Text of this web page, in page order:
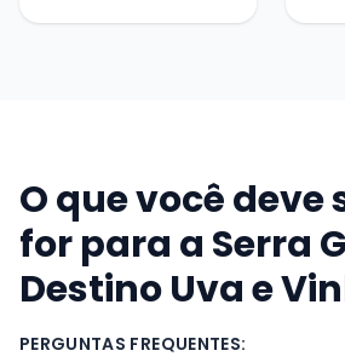
O que você deve
for para a Serra
Destino Uva e
PERGUNTAS FREQUENTES: